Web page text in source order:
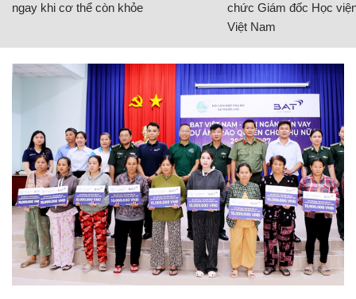
ngay khi cơ thể còn khỏe
chức Giám đốc Học
Việt Nam